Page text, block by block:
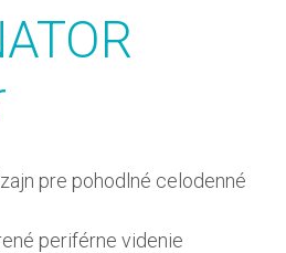
pre pohodlné celodenné
periférne videnie